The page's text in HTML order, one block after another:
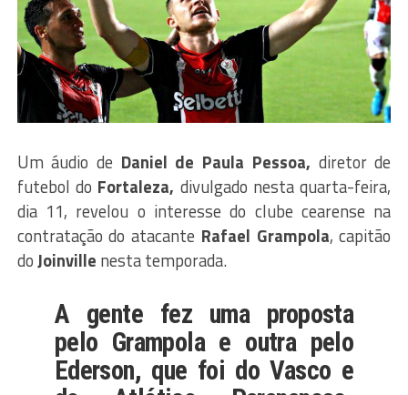
Um áudio de Daniel de Paula Pessoa, diretor de
futebol do Fortaleza, divulgado nesta quarta-feira,
dia 11, revelou o interesse do clube cearense na
contratação do atacante Rafael Grampola, capitão
doJoinville nesta temporada.
A gente fez uma proposta
pelo Grampola e outra pelo
Ederson, que foi do Vasco e